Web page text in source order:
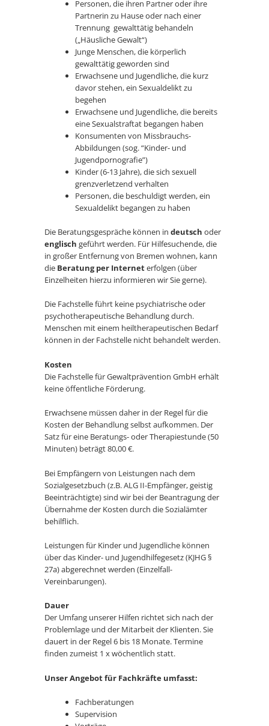
Personen, die ihren Partner oder ihre
Partnerin zu Hause oder nach einer
Trennung gewalttätig behandeln
(„Häusliche Gewalt“)
Junge Menschen, die körperlich
gewalttätig geworden sind
Erwachsene und Jugendliche, die kurz
davor stehen, ein Sexualdelikt zu
begehen
Erwachsene und Jugendliche, die bereits
eine Sexualstraftat begangen haben
Konsumenten von Missbrauchs-
Abbildungen (sog. “Kinder- und
Jugendpornografie”)
Kinder (6-13 Jahre), die sich sexuell
grenzverletzend verhalten
Personen, die beschuldigt werden, ein
Sexualdelikt begangen zu haben
Die Beratungsgespräche können in deutsch oder
englisch geführt werden. Für Hilfesuchende, die
in großer Entfernung von Bremen wohnen, kann
die Beratung per Interneterfolgen (über
Einzelheiten hierzu informieren wir Sie gerne).
Die Fachstelle führt keine psychiatrische oder
psychotherapeutische Behandlung durch.
Menschen mit einem heiltherapeutischen Bedarf
können in der Fachstelle nicht behandelt werden.
Kosten
Die Fachstelle für Gewaltprävention GmbH erhält
keine öffentliche Förderung.
Erwachsene müssen daher in der Regel für die
Kosten der Behandlung selbst aufkommen. Der
Satz für eine Beratungs- oder Therapiestunde (50
Minuten) beträgt 80,00 €.
Bei Empfängern von Leistungen nach dem
Sozialgesetzbuch (z.B. ALG II-Empfänger, geistig
Beeinträchtigte) sind wir bei der Beantragung der
Übernahme der Kosten durch die Sozialämter
behilflich.
Leistungen für Kinder und Jugendliche können
über das Kinder- und Jugendhilfegesetz (KJHG §
27a) abgerechnet werden (Einzelfall-
Vereinbarungen).
Dauer
Der Umfang unserer Hilfen richtet sich nach der
Problemlage und der Mitarbeit der Klienten. Sie
dauert in der Regel 6 bis 18 Monate. Termine
finden zumeist 1 x wöchentlich statt.
Unser Angebot für Fachkräfte umfasst:
Fachberatungen
Supervision